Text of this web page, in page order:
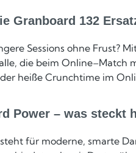
Granboard 132
Sessions ohne Frust?
die beim Online–Match
heiße Crunchtime im
Power – was steckt
steht für moderne, smarte